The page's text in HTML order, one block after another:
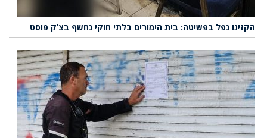
הקזינו נפל בפשיטה: בית הימורים בלתי חוקי נחשף בצ’ק פוסט